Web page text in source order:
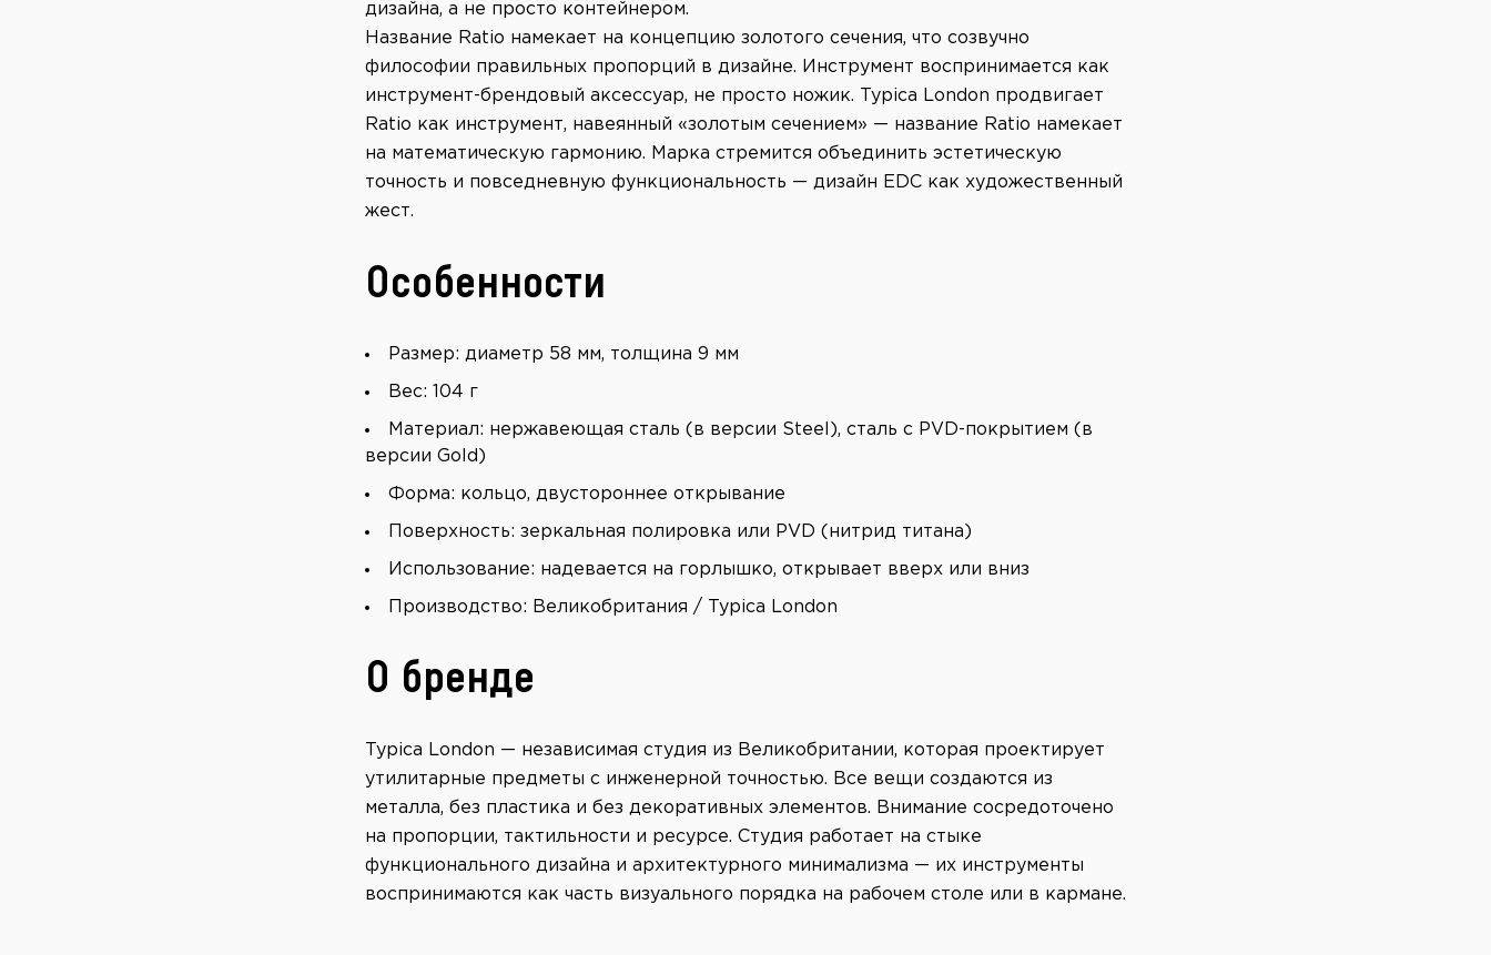
дизайна, а не просто контейнером.
Название Ratio намекает на концепцию золотого сечения, что созвучно
философии правильных пропорций в дизайне. Инструмент воспринимается как
инструмент-брендовый аксессуар, не просто ножик. Typica London продвигает
Ratio как инструмент, навеянный «золотым сечением» — название Ratio намекает
на математическую гармонию. Марка стремится объединить эстетическую
точность и повседневную функциональность — дизайн EDC как художественный
жест.
Особенности
Размер: диаметр 58 мм, толщина 9 мм
Вес: 104 г
Материал: нержавеющая сталь (в версии Steel), сталь с PVD-покрытием (в
версии Gold)
Форма: кольцо, двустороннее открывание
Поверхность: зеркальная полировка или PVD (нитрид титана)
Использование: надевается на горлышко, открывает вверх или вниз
Производство: Великобритания / Typica London
О бренде
Typica London — независимая студия из Великобритании, которая проектирует
утилитарные предметы с инженерной точностью. Все вещи создаются из
металла, без пластика и без декоративных элементов. Внимание сосредоточено
на пропорции, тактильности и ресурсе. Студия работает на стыке
функционального дизайна и архитектурного минимализма — их инструменты
воспринимаются как часть визуального порядка на рабочем столе или в кармане.